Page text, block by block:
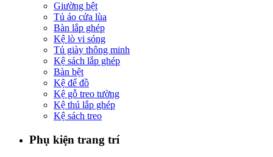
Giường bệt
Tủ áo cửa lùa
Bàn lắp ghép
Kệ lò vi sóng
Tủ giày thông minh
Kệ sách lắp ghép
Bàn bệt
Kệ để đồ
Kệ gỗ treo tường
Kệ thú lắp ghép
Kệ sách treo
Phụ kiện trang trí